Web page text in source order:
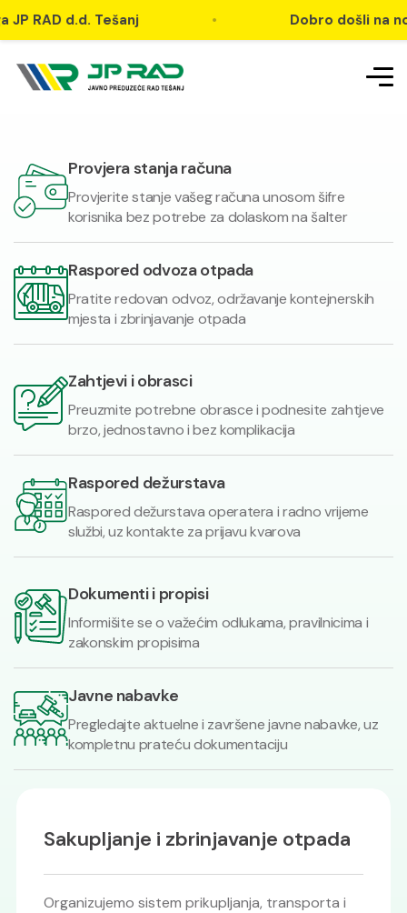
Provjera stanja računa
Provjerite stanje vašeg računa unosom šifre
korisnika bez potrebe za dolaskom na šalter
Raspored odvoza otpada
Pratite redovan odvoz, održavanje kontejnerskih
mjesta i zbrinjavanje otpada
Zahtjevi i obrasci
Preuzmite potrebne obrasce i podnesite zahtjeve
brzo, jednostavno i bez komplikacija
Raspored dežurstava
Raspored dežurstava operatera i radno vrijeme
službi, uz kontakte za prijavu kvarova
Dokumenti i propisi
Informišite se o važećim odlukama, pravilnicima i
zakonskim propisima
Javne nabavke
Pregledajte aktuelne i završene javne nabavke, uz
kompletnu prateću dokumentaciju
Komunalna higijena
Brinemo o održavanju čistoće javnih površina na
d.d. Tešanj Dobro došli na novu